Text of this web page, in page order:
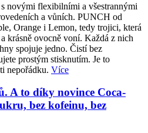
novými flexibilními a všestrannými
a vůních. PUNCH od
Orange i Lemon, tedy trojici, která
krásně ovocně voní. Každá z nich
spojuje jedno. Čistí bez
prostým stisknutím. Je to
nepořádku. Více
A to díky novince Coca-
bez kofeinu, bez